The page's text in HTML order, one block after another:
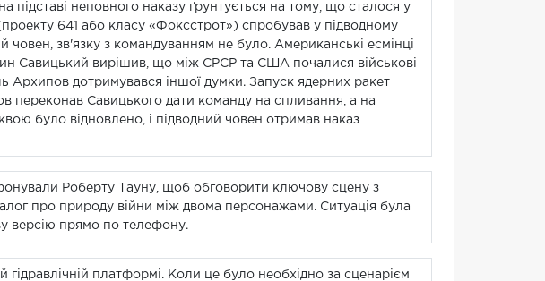
підставі неповного наказу ґрунтується на тому, що сталося у
641 або класу «Фоксстрот») спробував у підводному
човен, зв'язку з командуванням не було. Американські есмінці
Савицький вирішив, що між СРСР та США почалися військові
Архипов дотримувався іншої думки. Запуск ядерних ракет
переконав Савицького дати команду на спливання, а на
було відновлено, і підводний човен отримав наказ
Роберту Тауну, щоб обговорити ключову сцену з
про природу війни між двома персонажами. Ситуація була
версію прямо по телефону.
платформі. Коли це було необхідно за сценарієм